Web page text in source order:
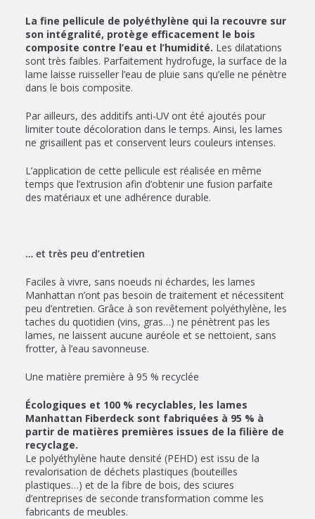
La fine pellicule de polyéthylène qui la recouvre sur
son intégralité, protège efficacement le bois
composite contre l’eau et l’humidité. Les dilatations
sont très faibles. Parfaitement hydrofuge, la surface de la
lame laisse ruisseller l’eau de pluie sans qu’elle ne pénètre
dans le bois composite.
Par ailleurs, des additifs anti-UV ont été ajoutés pour
limiter toute décoloration dans le temps. Ainsi, les lames
ne grisaillent pas et conservent leurs couleurs intenses.
L’application de cette pellicule est réalisée en même
temps que l’extrusion afin d’obtenir une fusion parfaite
des matériaux et une adhérence durable.
… et très peu d’entretien
Faciles à vivre, sans noeuds ni échardes, les lames
Manhattan n’ont pas besoin de traitement et nécessitent
peu d’entretien. Grâce à son revêtement polyéthylène, les
taches du quotidien (vins, gras…) ne pénètrent pas les
lames, ne laissent aucune auréole et se nettoient, sans
frotter, à l’eau savonneuse.
Une matière première à 95 % recyclée
Écologiques et 100 % recyclables, les lames
Manhattan Fiberdeck sont fabriquées à 95 % à
partir de matières premières issues de la filière de
recyclage.
Le polyéthylène haute densité (PEHD) est issu de la
revalorisation de déchets plastiques (bouteilles
plastiques…) et de la fibre de bois, des sciures
d’entreprises de seconde transformation comme les
fabricants de meubles.